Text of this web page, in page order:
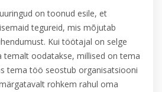
on toonud esile, et
tegureid, mis mõjutab
Kui töötajal on selge
temalt oodatakse, millised on tema
tema töö seostub organisatsiooni
rohkem rahul oma